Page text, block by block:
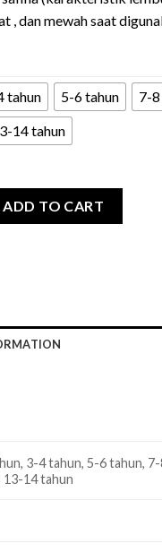
, dan mewah saat
tahun 5-6 tahun
7-
14 tahun
ADD TO CART
3-4 tahun, 5-6 tahun,
13-14 tahun